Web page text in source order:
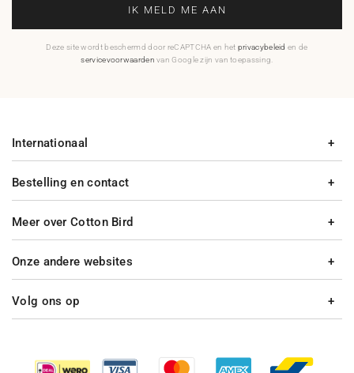
IK MELD ME AAN
Deze site wordt beschermd door reCAPTCHA en het privacybeleid en de
servicevoorwaarden van Google zijn van toepassing.
Bestelling en contact
Meer over Cotton Bird
Internationaal
Onze andere websites
Volg ons op